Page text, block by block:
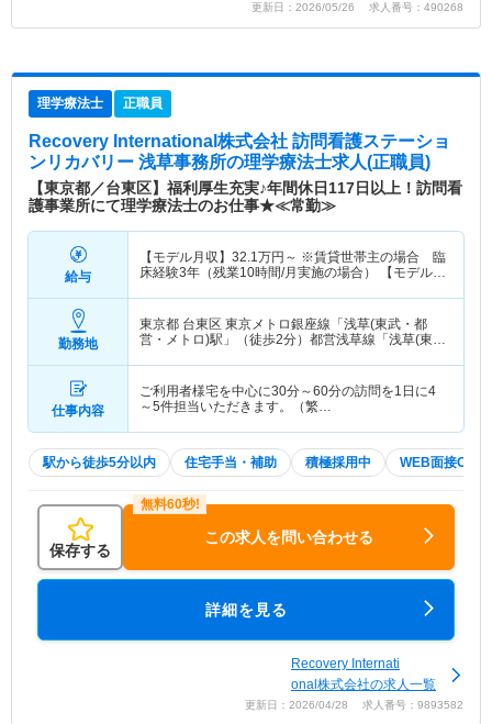
更新日：2026/05/26 求人番号：490268
理学療法士 正職員
Recovery International株式会社 訪問看護ステーショ
ンリカバリー 浅草事務所の理学療法士求人(正職員)
【東京都／台東区】福利厚生充実♪年間休日117日以上！訪問看
護事業所にて理学療法士のお仕事★≪常勤≫
給与
【モデル月収】 32.1万円～ ※賃貸世帯主の場合 臨
床経験3年（残業10時間/月実施の場合） 【モデル年
験3年（残業10時間/月実施の場合）
勤務地
東京都 台東区 東京メトロ銀座線「浅草(東武・都
営・メトロ)駅」（徒歩2分）都営浅草線「浅草(東
仕事内容
ご利用者様宅を中心に30分～60分の訪問を1日に4
～5件担当いただきます。（繁…
駅から徒歩5分以内 住宅手当・補助 積極採用中 WEB面接OK
保存する
この求人を問い合わせる
詳細を見る
Recovery Internati
onal株式会社の求人一覧
更新日：2026/04/28 求人番号：9893582